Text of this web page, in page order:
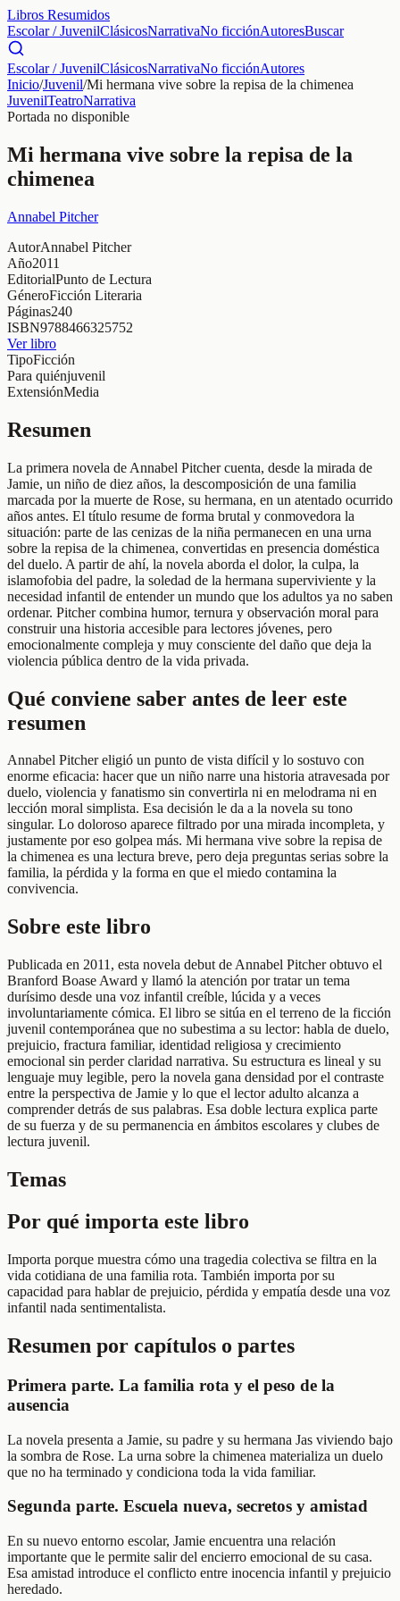
Libros Resumidos
Escolar / JuvenilClásicosNarrativaNo ficciónAutoresBuscar
Escolar / JuvenilClásicosNarrativaNo ficciónAutores
Inicio/Juvenil/Mi hermana vive sobre la repisa de la chimenea
JuvenilTeatroNarrativa
Portada no disponible
Mi hermana vive sobre la repisa de la
chimenea
Annabel Pitcher
AutorAnnabel Pitcher
Año2011
EditorialPunto de Lectura
GéneroFicción Literaria
Páginas240
ISBN9788466325752
Ver libro
TipoFicción
Para quiénjuvenil
ExtensiónMedia
Resumen
La primera novela de Annabel Pitcher cuenta, desde la mirada de
Jamie, un niño de diez años, la descomposición de una familia
marcada por la muerte de Rose, su hermana, en un atentado ocurrido
años antes. El título resume de forma brutal y conmovedora la
situación: parte de las cenizas de la niña permanecen en una urna
sobre la repisa de la chimenea, convertidas en presencia doméstica
del duelo. A partir de ahí, la novela aborda el dolor, la culpa, la
islamofobia del padre, la soledad de la hermana superviviente y la
necesidad infantil de entender un mundo que los adultos ya no saben
ordenar. Pitcher combina humor, ternura y observación moral para
construir una historia accesible para lectores jóvenes, pero
emocionalmente compleja y muy consciente del daño que deja la
violencia pública dentro de la vida privada.
Qué conviene saber antes de leer este
resumen
Annabel Pitcher eligió un punto de vista difícil y lo sostuvo con
enorme eficacia: hacer que un niño narre una historia atravesada por
duelo, violencia y fanatismo sin convertirla ni en melodrama ni en
lección moral simplista. Esa decisión le da a la novela su tono
singular. Lo doloroso aparece filtrado por una mirada incompleta, y
justamente por eso golpea más. Mi hermana vive sobre la repisa de
la chimenea es una lectura breve, pero deja preguntas serias sobre la
familia, la pérdida y la forma en que el miedo contamina la
convivencia.
Sobre este libro
Publicada en 2011, esta novela debut de Annabel Pitcher obtuvo el
Branford Boase Award y llamó la atención por tratar un tema
durísimo desde una voz infantil creíble, lúcida y a veces
involuntariamente cómica. El libro se sitúa en el terreno de la ficción
juvenil contemporánea que no subestima a su lector: habla de duelo,
prejuicio, fractura familiar, identidad religiosa y crecimiento
emocional sin perder claridad narrativa. Su estructura es lineal y su
lenguaje muy legible, pero la novela gana densidad por el contraste
entre la perspectiva de Jamie y lo que el lector adulto alcanza a
comprender detrás de sus palabras. Esa doble lectura explica parte
de su fuerza y de su permanencia en ámbitos escolares y clubes de
lectura juvenil.
Temas
Por qué importa este libro
Importa porque muestra cómo una tragedia colectiva se filtra en la
vida cotidiana de una familia rota. También importa por su
capacidad para hablar de prejuicio, pérdida y empatía desde una voz
infantil nada sentimentalista.
Resumen por capítulos o partes
Primera parte. La familia rota y el peso de la
ausencia
La novela presenta a Jamie, su padre y su hermana Jas viviendo bajo
la sombra de Rose. La urna sobre la chimenea materializa un duelo
que no ha terminado y condiciona toda la vida familiar.
Segunda parte. Escuela nueva, secretos y amistad
En su nuevo entorno escolar, Jamie encuentra una relación
importante que le permite salir del encierro emocional de su casa.
Esa amistad introduce el conflicto entre inocencia infantil y prejuicio
heredado.